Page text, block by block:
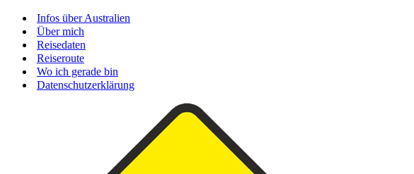
Infos über Australien
Über mich
Reisedaten
Reiseroute
Wo ich gerade bin
Datenschutzerklärung